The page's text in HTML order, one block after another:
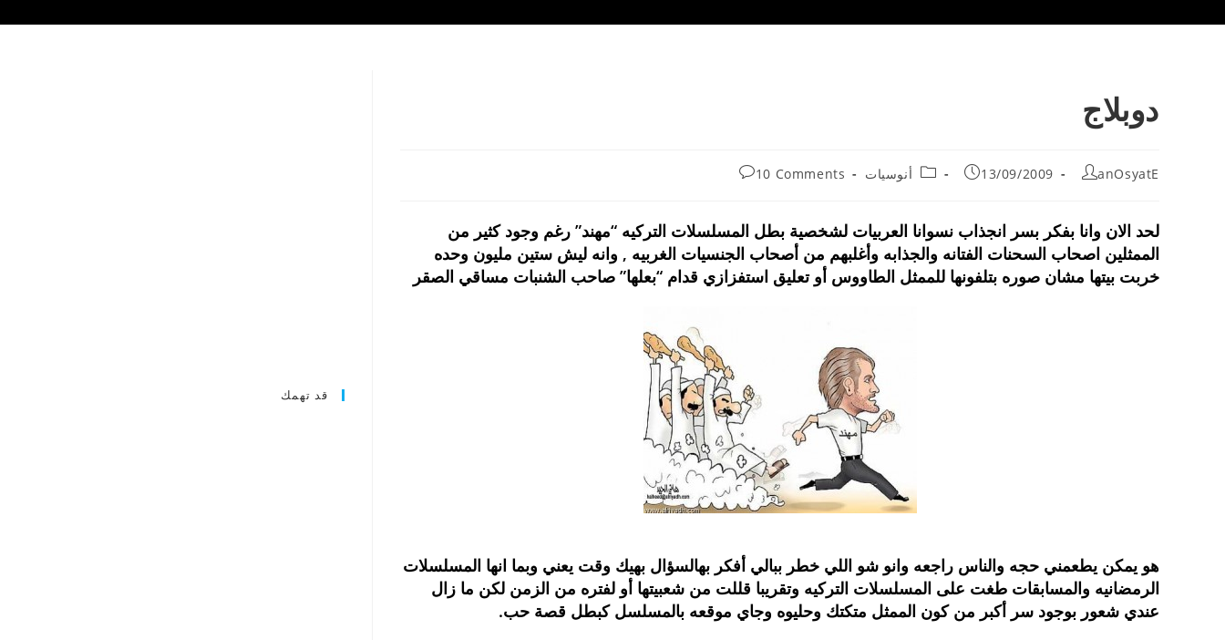
دوبلاج
Post
anOsyatE
Post
13/09/2009
Post
أنوسيات
Post
10 Comments
لحد الان وانا بفكر بسر انجذاب نسوانا العربيات لشخصية بطل المسلسلات التركيه “مهند” رغم وجود كثير من
الممثلين اصحاب السحنات الفتانه والجذابه وأغلبهم من أصحاب الجنسيات الغربيه , وانه ليش ستين مليون وحده
خربت بيتها مشان صوره بتلفونها للممثل الطاووس أو تعليق استفزازي قدام “بعلها” صاحب الشنبات مساقي الصقر
هو يمكن يطعمني حجه والناس راجعه وانو شو اللي خطر ببالي أفكر بهالسؤال بهيك وقت يعني وبما انها المسلسلات
الرمضانيه والمسابقات طغت على المسلسلات التركيه وتقريبا قللت من شعبيتها أو لفتره من الزمن لكن ما زال
عندي شعور بوجود سر أكبر من كون الممثل متكتك وحليوه وجاي موقعه بالمسلسل كبطل قصة حب.
قد تهمك